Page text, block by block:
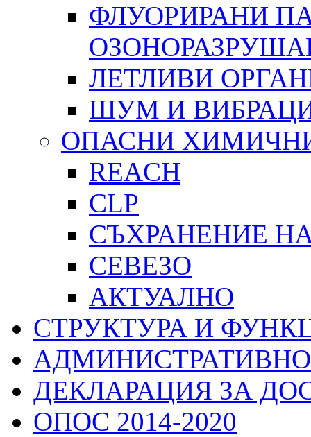
ФЛУОРИРАНИ
ЛЕТЛИВИ
ШУМ И
ОПАСНИ
REACH
CLP
СЪХРАНЕНИЕ
СЕВЕЗО
АКТУАЛНО
СТРУКТУРА И
ДЕКЛАРАЦИЯ ЗА
ОПОС 2014-2020